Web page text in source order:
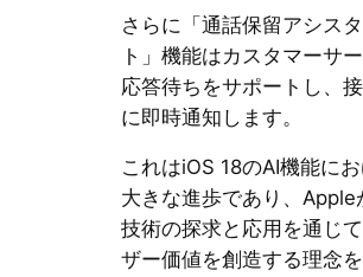
さらに「通話保留アシス
ト」機能はカスタマーサ
応答待ちをサポートし、
に即時通知します。
これはiOS 18のAI機能に
大きな進歩であり、Apple
技術の探求と応用を通じ
ザー価値を創造する理念